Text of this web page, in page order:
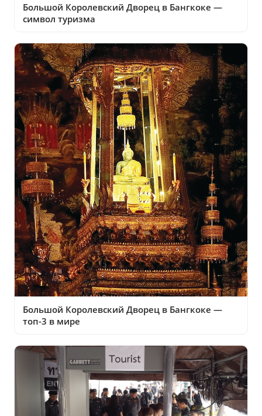
Большой Королевский Дворец в Бангкоке —
символ туризма
Большой Королевский Дворец в Бангкоке —
топ-3 в мире